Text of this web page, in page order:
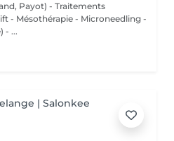
Payot) - Traitements
- Mésothérapie - Microneedling -
- ...